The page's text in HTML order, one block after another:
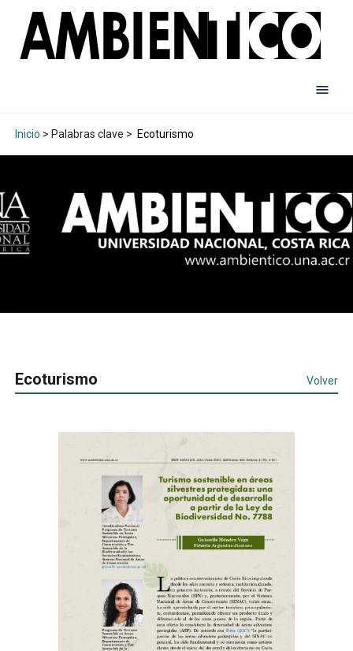
Inicio > Palabras clave > Ecoturismo
Ecoturismo Volver